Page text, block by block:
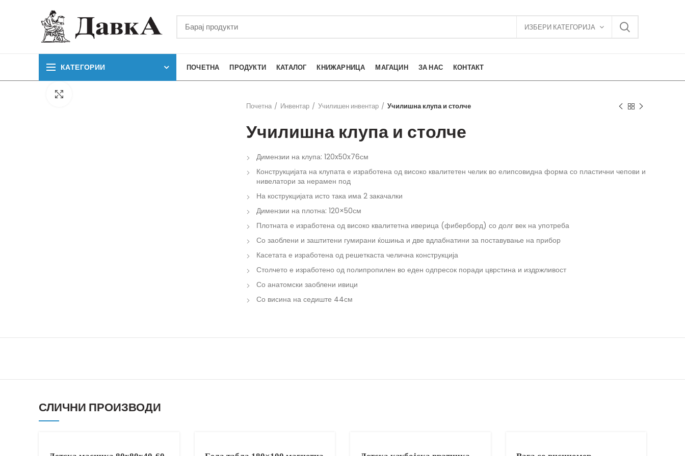
ИЗБЕРИ КАТЕГОРИЈА
КАТЕГОРИИ ПОЧЕТНА ПРОДУКТИ КАТАЛОГ КНИЖАРНИЦА МАГАЦИН ЗА НАС КОНТАКТ
Почетна
Инвентар Училишен инвентар Училишна клупа и столче
Училишна клупа и столче
Димензии на клупа: 120x50x76см
Конструкцијата на клупата е изработена од високо квалитетен челик во елипсовидна форма со пластични чепови и
нивелатори за нерамен под
На кострукцијата исто така има 2 закачалки
Димензии на плотна: 120×50см
Плотната е изработена од високо квалитетна иверица (фиберборд) со долг век на употреба
Со заоблени и заштитени гумирани ќошиња и две вдлабнатини за поставување на прибор
Касетата е изработена од решеткаста челична конструкција
Столчето е изработено од полипропилен во еден одпресок поради цврстина и издржливост
Со анатомски заоблени ивици
Со висина на седиште 44см
СЛИЧНИ ПРОИЗВОДИ